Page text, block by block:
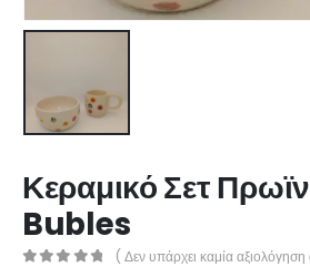
Κεραμικό Σετ
Bubles
( Δεν υπάρχει καμία